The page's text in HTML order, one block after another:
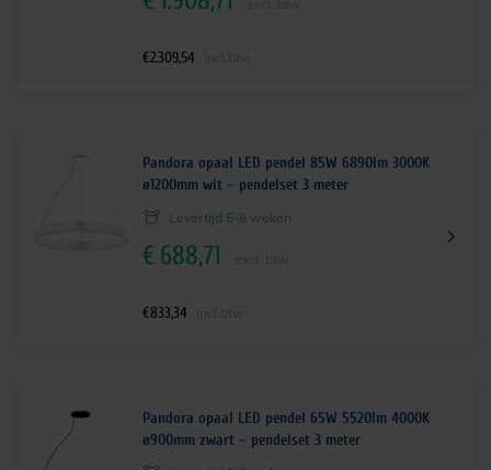
€2.309,54
Pandora opaal LED pendel 85W 6890lm 3000K
ø1200mm wit – pendelset 3 meter
Levertijd 6-8 weken
€ 688,71
€833,34
Pandora opaal LED pendel 65W 5520lm 4000K
ø900mm zwart – pendelset 3 meter